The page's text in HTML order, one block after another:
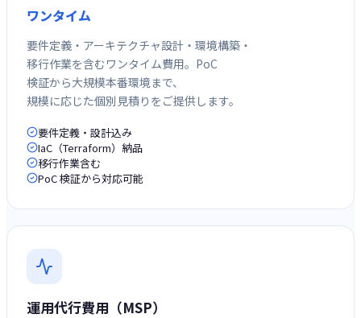
ワンタイム
要件定義・アーキテクチャ設計・環境構築・
移行作業を含むワンタイム費用。PoC
検証から大規模本番環境まで、
規模に応じた個別見積りをご提供します。
要件定義・設計込み
IaC（Terraform）納品
移行作業含む
PoC 検証から対応可能
運用代行費用（MSP）